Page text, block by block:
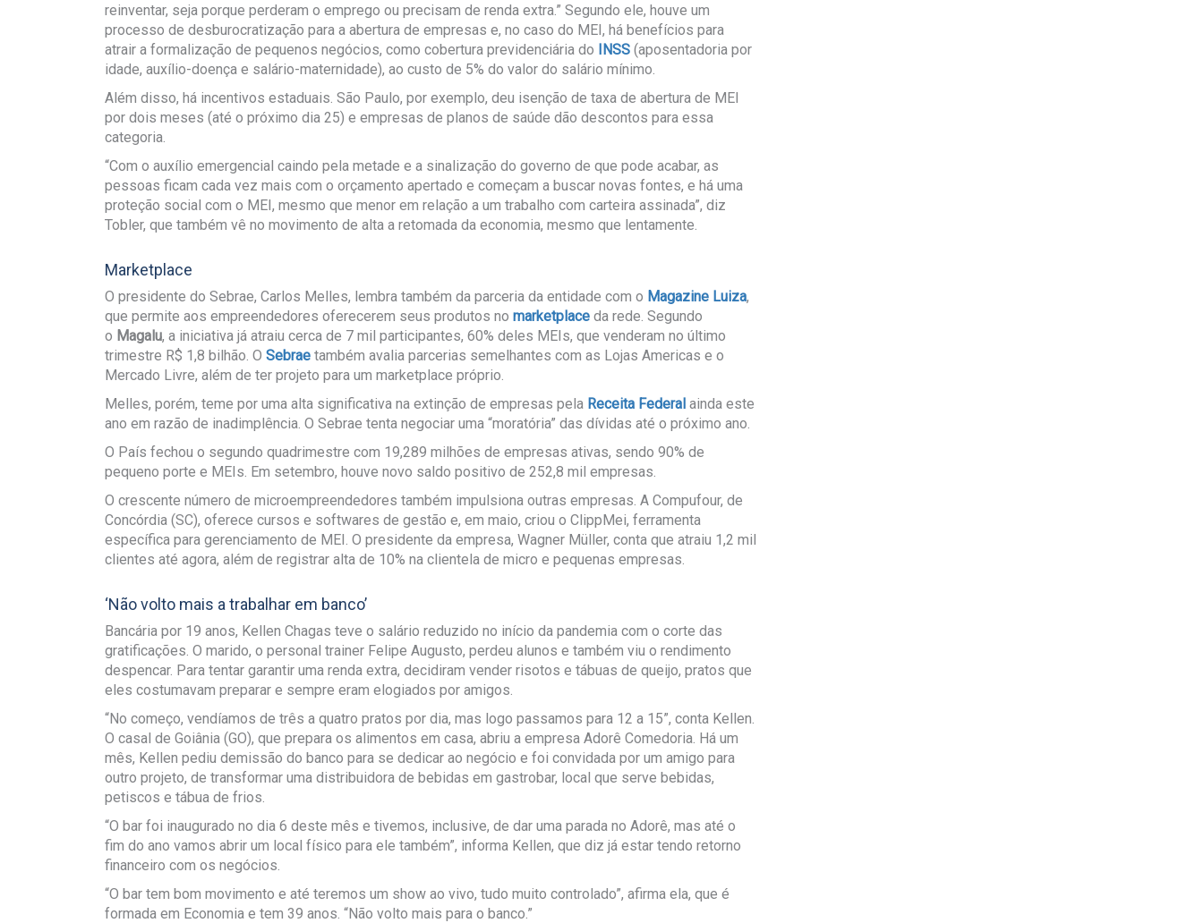
reinventar, seja porque perderam o emprego ou precisam de renda extra.” Segundo ele, houve um
processo de desburocratização para a abertura de empresas e, no caso do MEI, há benefícios para
atrair a formalização de pequenos negócios, como cobertura previdenciária do INSS (aposentadoria por
idade, auxílio-doença e salário-maternidade), ao custo de 5% do valor do salário mínimo.
Além disso, há incentivos estaduais. São Paulo, por exemplo, deu isenção de taxa de abertura de MEI
por dois meses (até o próximo dia 25) e empresas de planos de saúde dão descontos para essa
categoria.
“Com o auxílio emergencial caindo pela metade e a sinalização do governo de que pode acabar, as
pessoas ficam cada vez mais com o orçamento apertado e começam a buscar novas fontes, e há uma
proteção social com o MEI, mesmo que menor em relação a um trabalho com carteira assinada”, diz
Tobler, que também vê no movimento de alta a retomada da economia, mesmo que lentamente.
Marketplace
O presidente do Sebrae, Carlos Melles, lembra também da parceria da entidade com o Magazine Luiza,
que permite aos empreendedores oferecerem seus produtos no marketplace da rede. Segundo
o Magalu, a iniciativa já atraiu cerca de 7 mil participantes, 60% deles MEIs, que venderam no último
trimestre R$ 1,8 bilhão. O Sebrae também avalia parcerias semelhantes com as Lojas Americas e o
Mercado Livre, além de ter projeto para um marketplace próprio.
Melles, porém, teme por uma alta significativa na extinção de empresas pela Receita Federal ainda este
ano em razão de inadimplência. O Sebrae tenta negociar uma “moratória” das dívidas até o próximo ano.
O País fechou o segundo quadrimestre com 19,289 milhões de empresas ativas, sendo 90% de
pequeno porte e MEIs. Em setembro, houve novo saldo positivo de 252,8 mil empresas.
O crescente número de microempreendedores também impulsiona outras empresas. A Compufour, de
Concórdia (SC), oferece cursos e softwares de gestão e, em maio, criou o ClippMei, ferramenta
específica para gerenciamento de MEI. O presidente da empresa, Wagner Müller, conta que atraiu 1,2 mil
clientes até agora, além de registrar alta de 10% na clientela de micro e pequenas empresas.
‘Não volto mais a trabalhar em banco’
Bancária por 19 anos, Kellen Chagas teve o salário reduzido no início da pandemia com o corte das
gratificações. O marido, o personal trainer Felipe Augusto, perdeu alunos e também viu o rendimento
despencar. Para tentar garantir uma renda extra, decidiram vender risotos e tábuas de queijo, pratos que
eles costumavam preparar e sempre eram elogiados por amigos.
“No começo, vendíamos de três a quatro pratos por dia, mas logo passamos para 12 a 15”, conta Kellen.
O casal de Goiânia (GO), que prepara os alimentos em casa, abriu a empresa Adorê Comedoria. Há um
mês, Kellen pediu demissão do banco para se dedicar ao negócio e foi convidada por um amigo para
outro projeto, de transformar uma distribuidora de bebidas em gastrobar, local que serve bebidas,
petiscos e tábua de frios.
“O bar foi inaugurado no dia 6 deste mês e tivemos, inclusive, de dar uma parada no Adorê, mas até o
fim do ano vamos abrir um local físico para ele também”, informa Kellen, que diz já estar tendo retorno
financeiro com os negócios.
“O bar tem bom movimento e até teremos um show ao vivo, tudo muito controlado”, afirma ela, que é
formada em Economia e tem 39 anos. “Não volto mais para o banco.”